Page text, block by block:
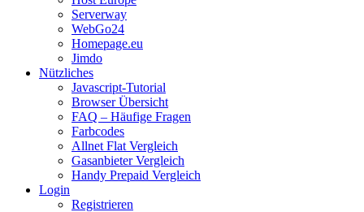
Serverway
WebGo24
Homepage.eu
Jimdo
Nützliches
Javascript-Tutorial
Browser Übersicht
FAQ – Häufige Fragen
Farbcodes
Allnet Flat Vergleich
Gasanbieter Vergleich
Handy Prepaid Vergleich
Login
Registrieren